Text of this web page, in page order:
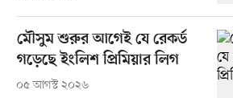
মৌসুম শুরুর আগেই যে রেকর্ড
গড়েছে ইংলিশ প্রিমিয়ার লিগ
০৫ আগস্ট ২০২৬